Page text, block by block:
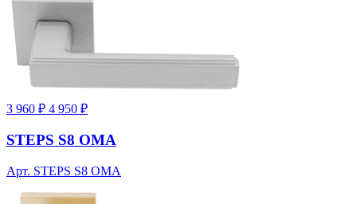
3 960 ₽ 4 950 ₽
STEPS S8 OMA
Арт. STEPS S8 OMA